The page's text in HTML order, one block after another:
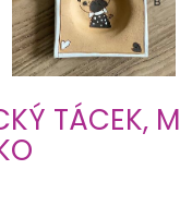
TÁCEK,